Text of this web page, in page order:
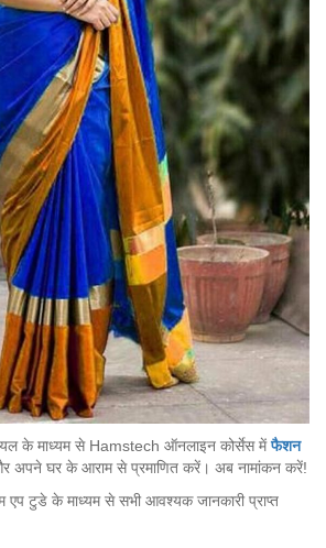
के माध्यम से Hamstech ऑनलाइन कोर्सेस मेंफैशन
अपने घर के आराम से प्रमाणित करें। अब नामांकन करें!
टुडे के माध्यम से सभी आवश्यक जानकारी प्राप्त